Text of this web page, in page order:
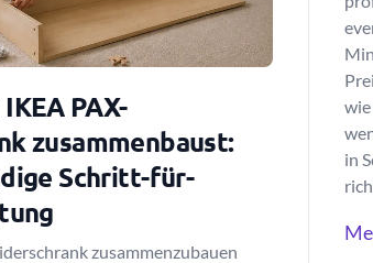
PAX-
zusammenbaust:
Schritt-für-
zusammenzubauen
in